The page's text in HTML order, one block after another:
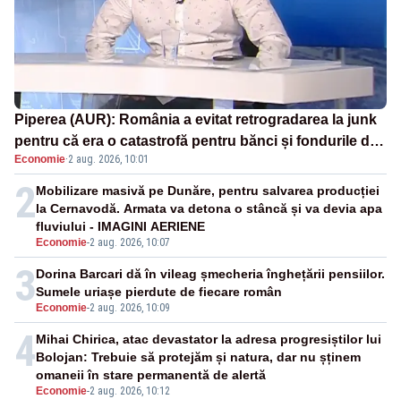
Piperea (AUR): România a evitat retrogradarea la junk
pentru că era o catastrofă pentru bănci și fondurile de
pensii
Economie·2 aug. 2026, 10:01
2
Economie-2 aug. 2026, 10:07
Mobilizare masivă pe Dunăre, pentru salvarea producției
la Cernavodă. Armata va detona o stâncă și va devia apa
fluviului - IMAGINI AERIENE
3 Economie-2 aug. 2026, 10:09
Dorina Barcari dă în vileag șmecheria înghețării pensiilor.
Sumele uriașe pierdute de fiecare român
4
Economie-2 aug. 2026, 10:12
Mihai Chirica, atac devastator la adresa progresiștilor lui
Bolojan: Trebuie să protejăm și natura, dar nu șținem
omaneii în stare permanentă de alertă